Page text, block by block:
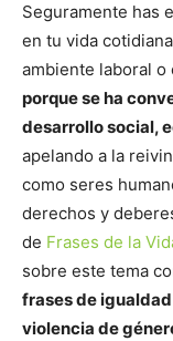
Seguramente has
en tu vida
ambiente laboral o
porque se ha
desarrollo social,
apelando a la
como seres
derechos y
de Frases de la
sobre este tema
frases de
violencia de